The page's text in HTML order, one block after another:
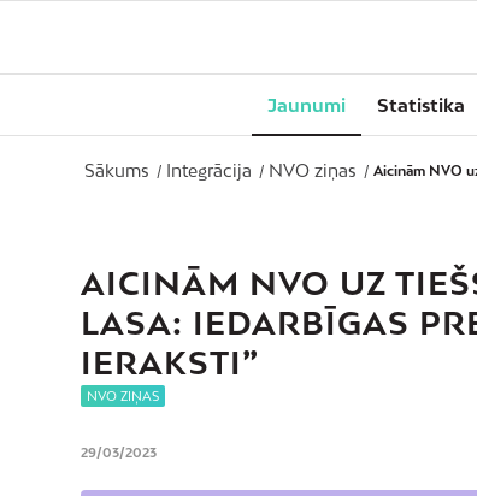
Jaunumi Statistika
Sākums / Integrācija / NVO ziņas / Aicinām NVO
AICINĀM NVO UZ
LASA: IEDARBĪGAS
IERAKSTI”
NVO ZIŅAS
29/03/2023